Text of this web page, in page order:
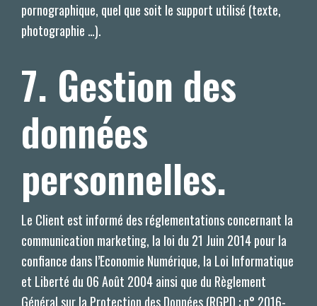
pornographique, quel que soit le support utilisé (texte,
photographie …).
7. Gestion des
données
personnelles.
Le Client est informé des réglementations concernant la
communication marketing, la loi du 21 Juin 2014 pour la
confiance dans l’Economie Numérique, la Loi Informatique
et Liberté du 06 Août 2004 ainsi que du Règlement
Général sur la Protection des Données (RGPD : n° 2016-